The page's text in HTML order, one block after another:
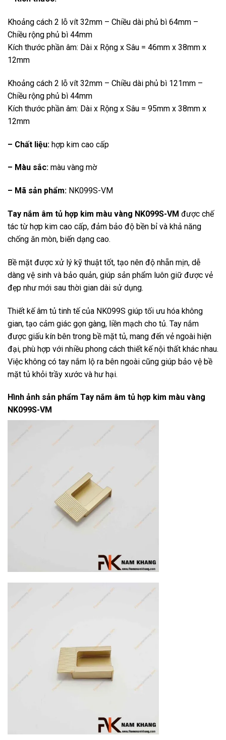
Khoảng cách 2 lỗ vít 32mm – Chiều dài phủ bì 64mm –
Chiều rộng phủ bì 44mm
Kích thước phần âm: Dài x Rộng x Sâu = 46mm x 38mm x
12mm
Khoảng cách 2 lỗ vít 32mm – Chiều dài phủ bì 121mm –
Chiều rộng phủ bì 44mm
Kích thước phần âm: Dài x Rộng x Sâu = 95mm x 38mm x
12mm
– Chất liệu: hợp kim cao cấp
– Màu sắc: màu vàng mờ
– Mã sản phẩm: NK099S-VM
Tay nắm âm tủ hợp kim màu vàng NK099S-VM được chế
tác từ hợp kim cao cấp, đảm bảo độ bền bỉ và khả năng
chống ăn mòn, biến dạng cao.
Bề mặt được xử lý kỹ thuật tốt, tạo nên độ nhẵn mịn, dễ
dàng vệ sinh và bảo quản, giúp sản phẩm luôn giữ được vẻ
đẹp như mới sau thời gian dài sử dụng.
Thiết kế âm tủ tinh tế của NK099S giúp tối ưu hóa không
gian, tạo cảm giác gọn gàng, liền mạch cho tủ. Tay nắm
được giấu kín bên trong bề mặt tủ, mang đến vẻ ngoài hiện
đại, phù hợp với nhiều phong cách thiết kế nội thất khác nhau.
Việc không có tay nắm lộ ra bên ngoài cũng giúp bảo vệ bề
mặt tủ khỏi trầy xước và hư hại.
Hình ảnh sản phẩm Tay nắm âm tủ hợp kim màu vàng
NK099S-VM